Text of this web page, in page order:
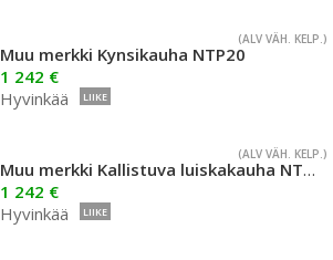
(ALV VÄH. KELP.)
Muu merkki Kynsikauha NTP20
1 242 €
Hyvinkää
LIIKE
(ALV VÄH. KELP.)
Muu merkki Kallistuva luiskakauha NTP10
1 242 €
Hyvinkää
LIIKE